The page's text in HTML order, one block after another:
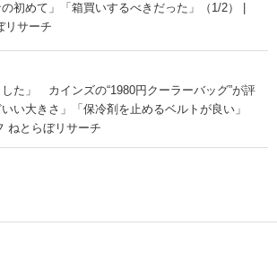
初めて」「箱買いするべきだった」（1/2） |
リサーチ
した」 カインズの“1980円クーラーバッグ”が評
い大きさ」「保冷剤を止めるベルトが良い」
ねとらぼリサーチ